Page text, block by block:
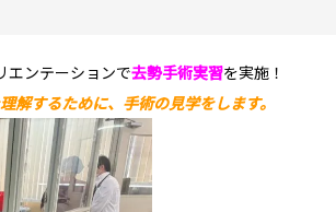
エンテーションで去勢手術実習を実施！
解するために、手術の見学をします。